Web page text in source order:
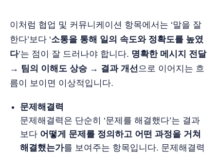
이처럼 협업 및 커뮤니케이션 항목에서는 ‘말을 잘
한다’보다 ‘소통을 통해 일의 속도와 정확도를 높였
다’는 점이 잘 드러나야 합니다. 명확한 메시지 전달
→ 팀의 이해도 상승 → 결과 개선 으로 이어지는 흐
름이 보이면 이상적입니다.
문제해결력
문제해결력은 단순히 ‘문제를 해결했다’는 결과
보다 어떻게 문제를 정의하고 어떤 과정을 거쳐
해결했는가를 보여주는 항목입니다. 문제해결력